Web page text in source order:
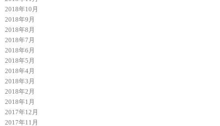
2018年10月
2018年9月
2018年8月
2018年7月
2018年6月
2018年5月
2018年4月
2018年3月
2018年2月
2018年1月
2017年12月
2017年11月